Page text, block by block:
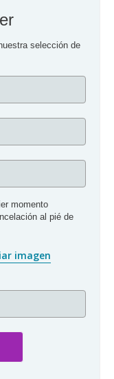
selección de
momento
al pié de
imagen